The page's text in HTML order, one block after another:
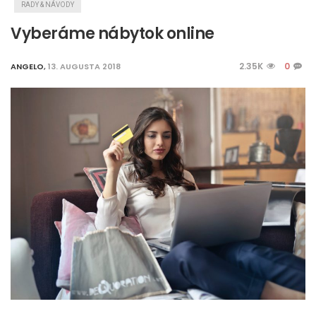
RADY & NÁVODY
Vyberáme nábytok online
ANGELO,13. AUGUSTA 2018 2.35K 0